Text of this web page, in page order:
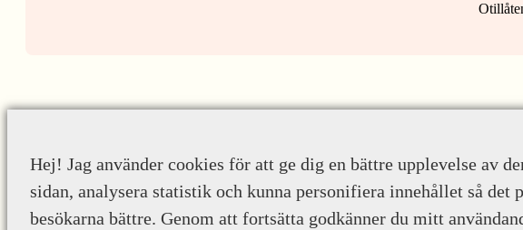
Hej! Jag använder cookies för att ge dig en bättre upplevelse av
sidan, analysera statistik och kunna personifiera innehållet så det
besökarna bättre. Genom att fortsätta godkänner du mitt